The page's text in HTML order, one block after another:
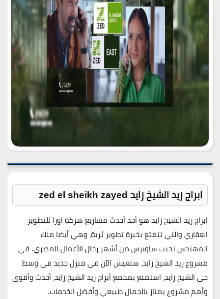
ابراج زيد الشيخ زايد zed el sheikh zayed
ابراج زيد الشيخ زايد هو أحد أحدث مشاريع شركة اورا للتطوير
العقاري والتي تتمتع بخبرة تطوير ثرية، وهي أيضا ملك
المهندس نجيب ساويرس من أشهر رجال الأعمال المصري. في
مشروع زيد الشيخ زايد، ستعيش الآن في منزل جديد في وسط
حي الشيخ زايد، استمتع بمجمع أبراج زيد الشيخ زايد، أحدث وأقوى
وأهم مشروع يمتاز بالجمال طبيعي وأفضل الخدمات.